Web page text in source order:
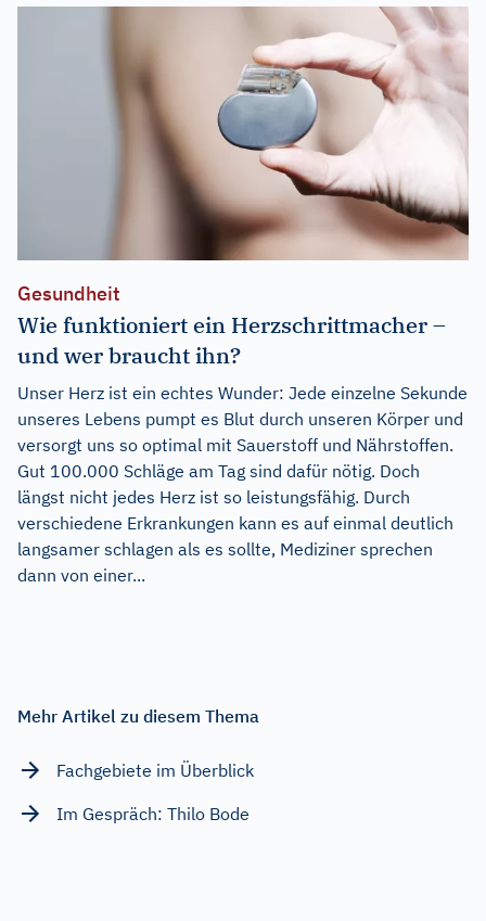
Gesundheit
Wie funktioniert ein Herzschrittmacher –
und wer braucht ihn?
Unser Herz ist ein echtes Wunder: Jede einzelne Sekunde
unseres Lebens pumpt es Blut durch unseren Körper und
versorgt uns so optimal mit Sauerstoff und Nährstoffen.
Gut 100.000 Schläge am Tag sind dafür nötig. Doch
längst nicht jedes Herz ist so leistungsfähig. Durch
verschiedene Erkrankungen kann es auf einmal deutlich
langsamer schlagen als es sollte, Mediziner sprechen
dann von einer...
Mehr Artikel zu diesem Thema
Fachgebiete im Überblick
Im Gespräch: Thilo Bode